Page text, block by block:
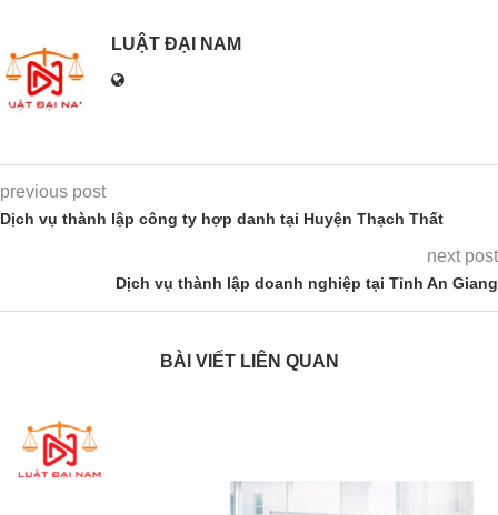
LUẬT ĐẠI NAM
previous post
Dịch vụ thành lập công ty hợp danh tại Huyện Thạch Thất
next post
Dịch vụ thành lập doanh nghiệp tại Tỉnh An Giang
BÀI VIẾT LIÊN QUAN